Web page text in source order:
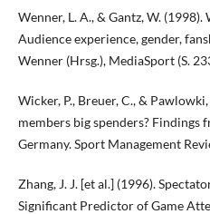
Wenner, L. A., & Gantz, W.
Audience experience, gender,
Wenner (Hrsg.), MediaSport (S.
Wicker, P., Breuer, C., &
members big spenders? Findings
Germany. Sport Management
Zhang, J. J. [et al.] (1996).
Significant Predictor of Game